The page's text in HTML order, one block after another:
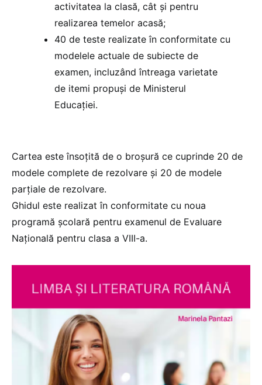
activitatea la clasă, cât și pentru
realizarea temelor acasă;
40 de teste realizate în conformitate cu
modelele actuale de subiecte de
examen, incluzând întreaga varietate
de itemi propuși de Ministerul
Educației.
Cartea este însoțită de o broșură ce cuprinde 20 de
modele complete de rezolvare și 20 de modele
parțiale de rezolvare.
Ghidul este realizat în conformitate cu noua
programă școlară pentru examenul de Evaluare
Națională pentru clasa a VIII-a.